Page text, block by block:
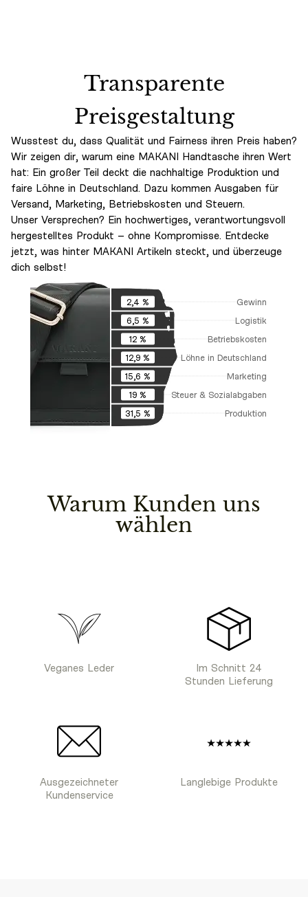
Transparente
Preisgestaltung
Wusstest du, dass Qualität und Fairness ihren Preis haben?
Wir zeigen dir, warum eine MAKANI Handtasche ihren Wert
hat: Ein großer Teil deckt die nachhaltige Produktion und
faire Löhne in Deutschland. Dazu kommen Ausgaben für
Versand, Marketing, Betriebskosten und Steuern.
Unser Versprechen? Ein hochwertiges, verantwortungsvoll
hergestelltes Produkt – ohne Kompromisse. Entdecke
jetzt, was hinter MAKANI Artikeln steckt, und überzeuge
dich selbst!
2,4 %
Gewinn
6,5 %
Logistik
12 %
Betriebskosten
12,9 %
Löhne in Deutschland
15,6 %
Marketing
19 %
Steuer & Sozialabgaben
31,5 %
Produktion
Warum Kunden uns
wählen
Veganes Leder
Im Schnitt 24
Stunden Lieferung
Ausgezeichneter
Kundenservice
Langlebige Produkte